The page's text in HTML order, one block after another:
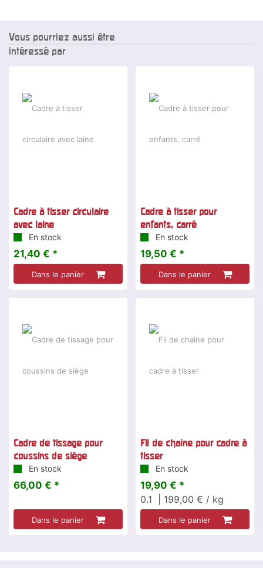
Vous pourriez aussi être
intéressé par
Cadre à tisser circulaire
avec laine
En stock
21,40 € *
Dans le panier
Cadre à tisser pour
enfants, carré
En stock
19,50 € *
Dans le panier
Cadre de tissage pour
coussins de siège
En stock
66,00 € *
Dans le panier
Fil de chaîne pour cadre à
tisser
En stock
19,90 € *
0.1
| 199,00 € / kg
Dans le panier